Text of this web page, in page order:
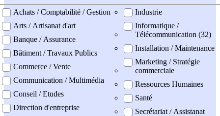
professionel
Achats / Comptabilité / Gestion
Arts / Artisanat d'art
Banque / Assurance
Bâtiment / Travaux Publics
Commerce / Vente
Communication / Multimédia
Conseil / Etudes
Direction d'entreprise
Industrie
Informatique /
Télécommunication (32)
Installation / Maintenance
Marketing / Stratégie
commerciale
Ressources Humaines
Santé
Secrétariat / Assistanat